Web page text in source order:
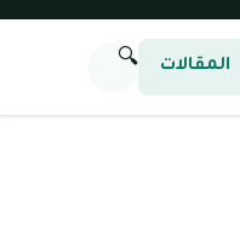
المقالات 🔍